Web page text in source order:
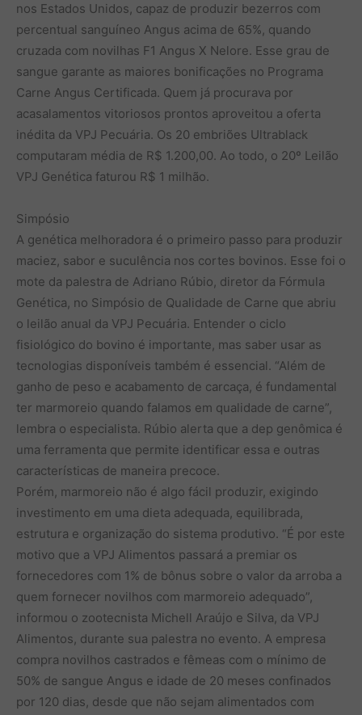
nos Estados Unidos, capaz de produzir bezerros com
percentual sanguíneo Angus acima de 65%, quando
cruzada com novilhas F1 Angus X Nelore. Esse grau de
sangue garante as maiores bonificações no Programa
Carne Angus Certificada. Quem já procurava por
acasalamentos vitoriosos prontos aproveitou a oferta
inédita da VPJ Pecuária. Os 20 embriões Ultrablack
computaram média de R$ 1.200,00. Ao todo, o 20º Leilão
VPJ Genética faturou R$ 1 milhão.
Simpósio
A genética melhoradora é o primeiro passo para produzir
maciez, sabor e suculência nos cortes bovinos. Esse foi o
mote da palestra de Adriano Rúbio, diretor da Fórmula
Genética, no Simpósio de Qualidade de Carne que abriu
o leilão anual da VPJ Pecuária. Entender o ciclo
fisiológico do bovino é importante, mas saber usar as
tecnologias disponíveis também é essencial. “Além de
ganho de peso e acabamento de carcaça, é fundamental
ter marmoreio quando falamos em qualidade de carne”,
lembra o especialista. Rúbio alerta que a dep genômica é
uma ferramenta que permite identificar essa e outras
características de maneira precoce.
Porém, marmoreio não é algo fácil produzir, exigindo
investimento em uma dieta adequada, equilibrada,
estrutura e organização do sistema produtivo. “É por este
motivo que a VPJ Alimentos passará a premiar os
fornecedores com 1% de bônus sobre o valor da arroba a
quem fornecer novilhos com marmoreio adequado”,
informou o zootecnista Michell Araújo e Silva, da VPJ
Alimentos, durante sua palestra no evento. A empresa
compra novilhos castrados e fêmeas com o mínimo de
50% de sangue Angus e idade de 20 meses confinados
por 120 dias, desde que não sejam alimentados com